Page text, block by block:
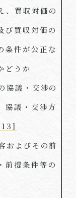
、買収対価の
び買収対価の
条件が公正な
どうか
協議・交渉の
協議・交渉方
およびその前
前提条件等の